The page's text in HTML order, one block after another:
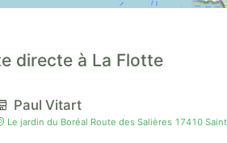
directe à La Flotte
Paul Vitart
Le jardin du Boréal Route des Salières 17410